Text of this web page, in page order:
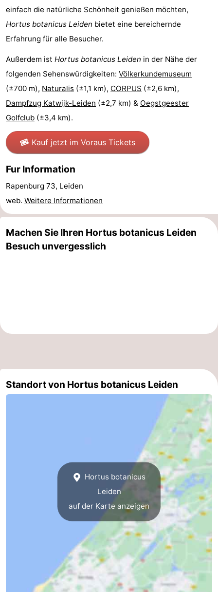
Forum
Route
-
Parken
Reisebuchshop
Medizin
Adressen
Region
Nordholland
-
Natur
Schoorlse
Duinen
-
Bergen
aan
-
Bergen
-
Kennermerland
Haarlem
-
Rotterdam
einfach die natürliche Schönheit genießen möchten,
Hortus botanicus Leiden bietet eine bereichernde
Erfahrung für alle Besucher.
Außerdem ist Hortus botanicus Leiden in der Nähe der
folgenden Sehenswürdigkeiten: Völkerkundemuseum
(±700 m), Naturalis (±1,1 km), CORPUS (±2,6 km),
Dampfzug Katwijk-Leiden (±2,7 km) & Oegstgeester
Golfclub (±3,4 km).
Kauf jetzt im Voraus Tickets
Fur Information
Rapenburg 73, Leiden
web. Weitere Informationen
Machen Sie Ihren Hortus botanicus Leiden
Besuch unvergesslich
Standort von Hortus botanicus Leiden
Hortus botanicus
Leiden
auf der Karte anzeigen